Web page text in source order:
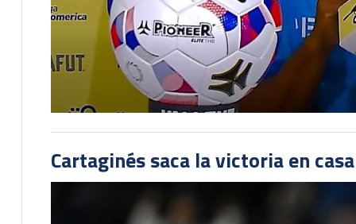
Cartaginés saca la victoria en